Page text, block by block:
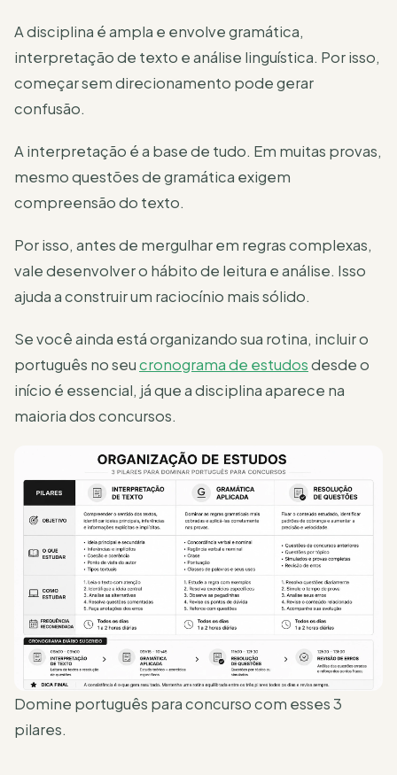
A disciplina é ampla e envolve gramática,
interpretação de texto e análise linguística. Por isso,
começar sem direcionamento pode gerar
confusão.
A interpretação é a base de tudo. Em muitas provas,
mesmo questões de gramática exigem
compreensão do texto.
Por isso, antes de mergulhar em regras complexas,
vale desenvolver o hábito de leitura e análise. Isso
ajuda a construir um raciocínio mais sólido.
Se você ainda está organizando sua rotina, incluir o
português no seucronograma de estudosdesde o
início é essencial, já que a disciplina aparece na
maioria dos concursos.
Domine português para concurso com esses 3
pilares.